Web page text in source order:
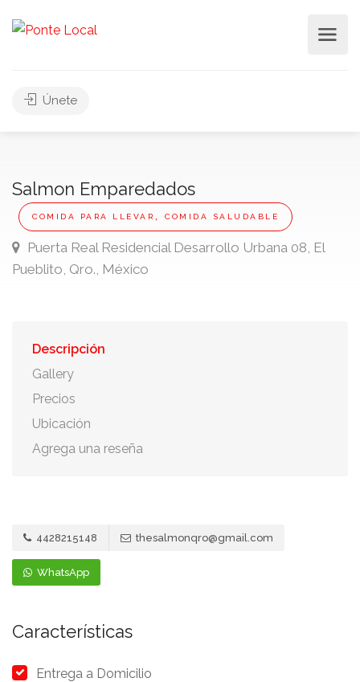
Únete
Salmon Emparedados
COMIDA PARA LLEVAR , COMIDA SALUDABLE
Puerta Real Residencial Desarrollo Urbana 08, El
Pueblito, Qro., México
Descripción
Gallery
Precios
Ubicación
Agrega una reseña
4428215148 thesalmonqro@gmail.com
WhatsApp
Características
Entrega a Domicilio